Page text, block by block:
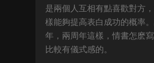
是兩個人互相有點喜歡對方
樣能夠提高表白成功的概率
年，兩周年這樣，情書怎麽
比較有儀式感的。